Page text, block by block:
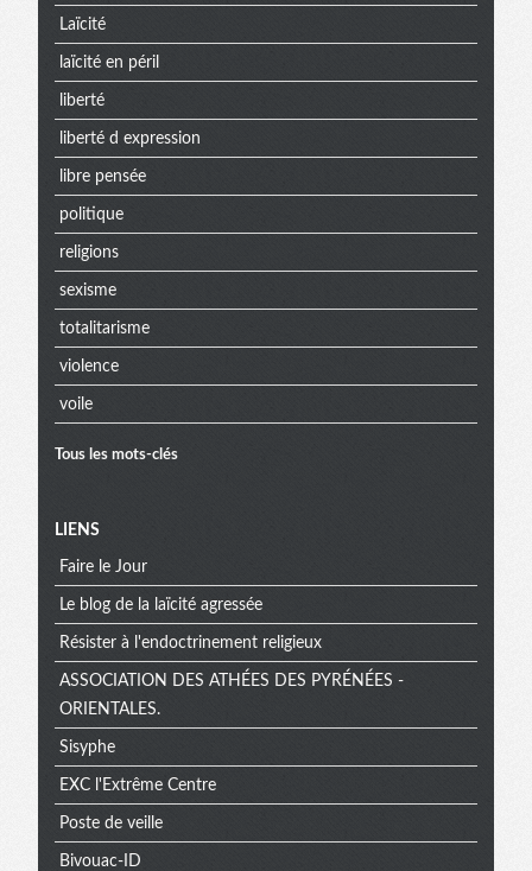
Laïcité
laïcité en péril
liberté
liberté d expression
libre pensée
politique
religions
sexisme
totalitarisme
violence
voile
Tous les mots-clés
Menu
extra
LIENS
Faire le Jour
Le blog de la laïcité agressée
Résister à l'endoctrinement religieux
ASSOCIATION DES ATHÉES DES PYRÉNÉES -
ORIENTALES.
Sisyphe
EXC l'Extrême Centre
Poste de veille
Bivouac-ID